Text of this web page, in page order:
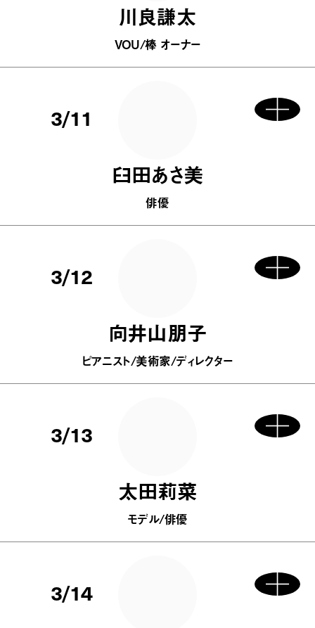
川良謙太
VOU/棒 オーナー
3/11
臼田あさ美
俳優
3/12
向井山朋子
ピアニスト/美術家/ディレクター
3/13
太田莉菜
モデル/俳優
3/14